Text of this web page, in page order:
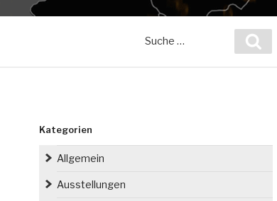
nach:
Kategorien
Allgemein
Ausstellungen